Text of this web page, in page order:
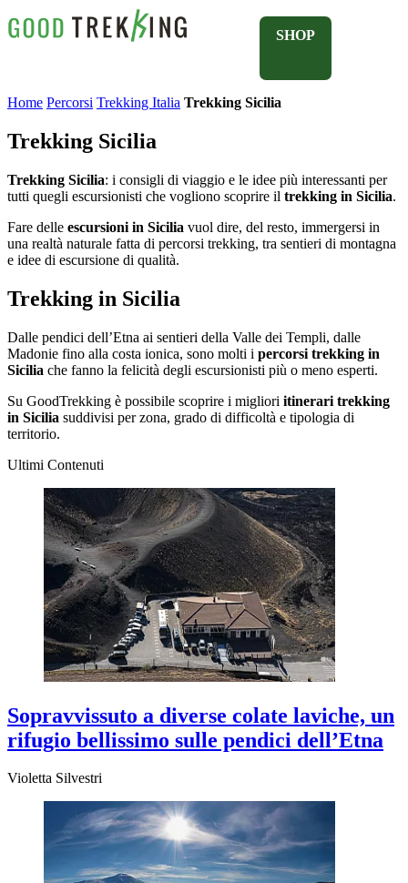
SHOP
Home Percorsi Trekking Italia Trekking Sicilia
Trekking Sicilia
Trekking Sicilia: i consigli di viaggio e le idee più interessanti per
tutti quegli escursionisti che vogliono scoprire il trekking in Sicilia.
Fare delle escursioni in Sicilia vuol dire, del resto, immergersi in
una realtà naturale fatta di percorsi trekking, tra sentieri di montagna
e idee di escursione di qualità.
Trekking in Sicilia
Dalle pendici dell’Etna ai sentieri della Valle dei Templi, dalle
Madonie fino alla costa ionica, sono molti i percorsi trekking in
Sicilia che fanno la felicità degli escursionisti più o meno esperti.
Su GoodTrekking è possibile scoprire i migliori itinerari trekking
in Sicilia suddivisi per zona, grado di difficoltà e tipologia di
territorio.
Ultimi Contenuti
Sopravvissuto a diverse colate laviche, un
rifugio bellissimo sulle pendici dell’Etna
Violetta Silvestri